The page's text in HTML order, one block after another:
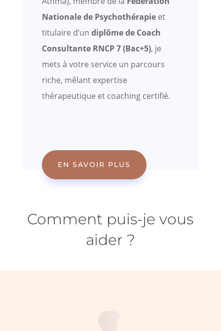
Nationale de Psychothérapieet
titulaire d’un diplôme de Coach
Consultante RNCP 7 (Bac+5), je
mets à votre service un parcours
riche, mêlant expertise
thérapeutique et coaching certifié.
EN SAVOIR PLUS
Comment puis-je vous
aider ?